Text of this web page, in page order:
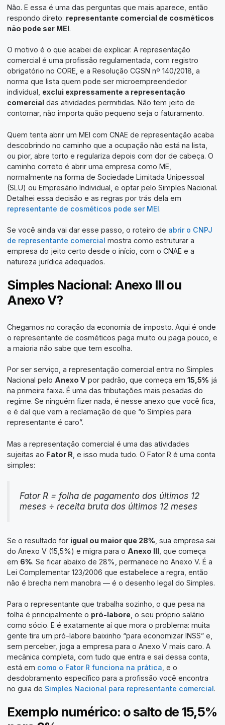
Não. E essa é uma das perguntas que mais aparece, então
respondo direto: representante comercial de cosméticos
não pode ser MEI.
O motivo é o que acabei de explicar. A representação
comercial é uma profissão regulamentada, com registro
obrigatório no CORE, e a Resolução CGSN nº 140/2018, a
norma que lista quem pode ser microempreendedor
individual, exclui expressamente a representação
comercial das atividades permitidas. Não tem jeito de
contornar, não importa quão pequeno seja o faturamento.
Quem tenta abrir um MEI com CNAE de representação acaba
descobrindo no caminho que a ocupação não está na lista,
ou pior, abre torto e regulariza depois com dor de cabeça. O
caminho correto é abrir uma empresa como ME,
normalmente na forma de Sociedade Limitada Unipessoal
(SLU) ou Empresário Individual, e optar pelo Simples Nacional.
Detalhei essa decisão e as regras por trás dela em
representante de cosméticos pode ser MEI.
Se você ainda vai dar esse passo, o roteiro de abrir o CNPJ
de representante comercial mostra como estruturar a
empresa do jeito certo desde o início, com o CNAE e a
natureza jurídica adequados.
Simples Nacional: Anexo III ou
Anexo V?
Chegamos no coração da economia de imposto. Aqui é onde
o representante de cosméticos paga muito ou paga pouco, e
a maioria não sabe que tem escolha.
Por ser serviço, a representação comercial entra no Simples
Nacional pelo Anexo V por padrão, que começa em15,5% já
na primeira faixa. É uma das tributações mais pesadas do
regime. Se ninguém fizer nada, é nesse anexo que você fica,
e é daí que vem a reclamação de que “o Simples para
representante é caro”.
Mas a representação comercial é uma das atividades
sujeitas ao Fator R , e isso muda tudo. O Fator R é uma conta
simples:
Fator R = folha de pagamento dos últimos 12
meses ÷ receita bruta dos últimos 12 meses
Se o resultado for igual ou maior que 28% , sua empresa sai
do Anexo V (15,5%) e migra para o Anexo III , que começa
em 6%. Se ficar abaixo de 28%, permanece no Anexo V. É a
Lei Complementar 123/2006 que estabelece a regra, então
não é brecha nem manobra — é o desenho legal do Simples.
Para o representante que trabalha sozinho, o que pesa na
folha é principalmente o pró-labore , o seu próprio salário
como sócio. E é exatamente aí que mora o problema: muita
gente tira um pró-labore baixinho “para economizar INSS” e,
sem perceber, joga a empresa para o Anexo V mais caro. A
mecânica completa, com tudo que entra e sai dessa conta,
está em como o Fator R funciona na prática , e o
desdobramento específico para a profissão você encontra
no guia deSimples Nacional para representante comercial.
Exemplo numérico: o salto de 15,5%